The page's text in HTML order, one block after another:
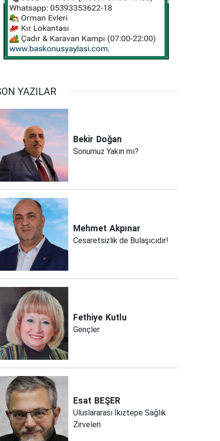
YAZILAR
Bekir Doğan
Sonumuz Yakın mı?
Mehmet Akpınar
Cesaretsizlik de Bulaşıcıdır!
Fethiye Kutlu
Gençler
Esat BEŞER
Uluslararası İkiztepe Sağlık
Zirveleri